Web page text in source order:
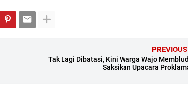
PREVIOUS
Tak Lagi Dibatasi, Kini Warga Wajo
Saksikan Upacara